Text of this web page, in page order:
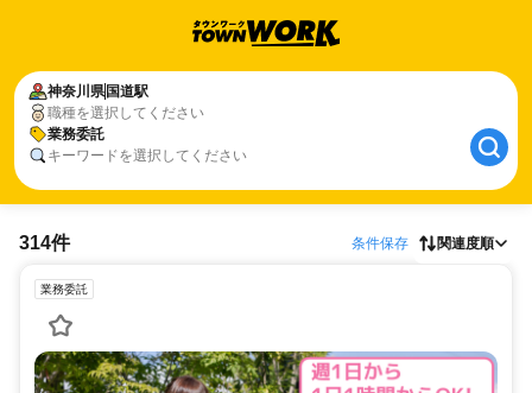
神奈川県 国道駅
職種を選択してください
業務委託
キーワードを選択してください
314件 条件保存 関連度順
業務委託